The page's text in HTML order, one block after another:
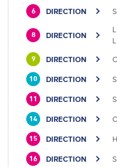
6 DIRECTION
8 DIRECTION
9 DIRECTION
10 DIRECTION
11 DIRECTION
14 DIRECTION
15 DIRECTION
16 DIRECTION